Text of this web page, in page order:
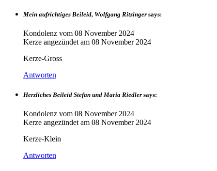
Mein aufrichtiges Beileid, Wolfgang Ritzinger says:
Kondolenz vom 08 November 2024
Kerze angezündet am 08 November 2024
Kerze-Gross
Antworten
Herzliches Beileid Stefan und Maria Riedler says:
Kondolenz vom 08 November 2024
Kerze angezündet am 08 November 2024
Kerze-Klein
Antworten